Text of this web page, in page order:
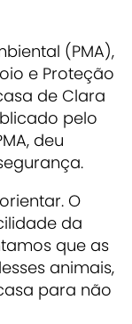
(PMA),
e Proteção
de Clara
pelo
deu
O
da
que as
animais,
para não